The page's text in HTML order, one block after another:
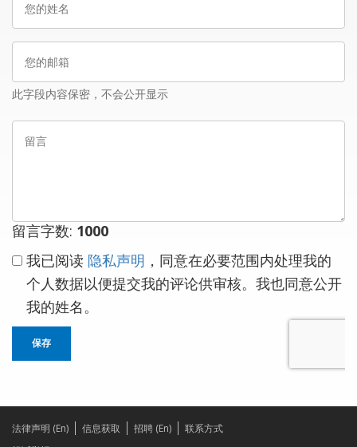
邮
此字段内容保密，不会公开显示
留言字数: 1000
我已阅读 隐私声明 ，同意在必要范围内处理我的
个人数据以便提交我的评论供审核。我也同意公开
我的姓名。
保存
法律声明 (En) 信息获取 招聘 (En)
联系方式